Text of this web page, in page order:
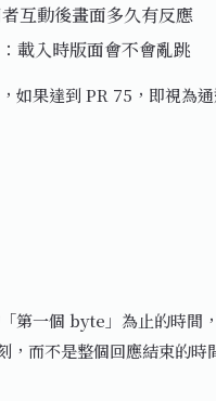
互動後畫面多久有反應
入時版面會不會亂跳
如果達到 PR 75，即視為
第一個 byte」為止的時間
而不是整個回應結束的時